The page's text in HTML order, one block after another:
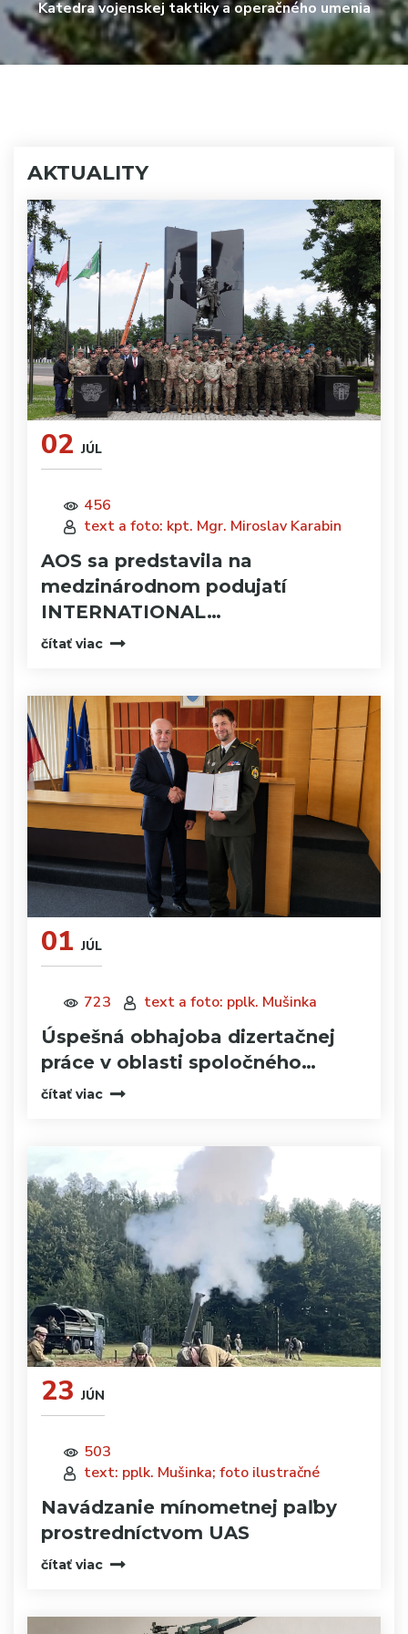
Katedra vojenskej taktiky a operačného umenia
AKTUALITY
02 JÚL
456
text a foto: kpt. Mgr. Miroslav Karabin
AOS sa predstavila na
medzinárodnom podujatí
INTERNATIONAL…
čítať viac
01 JÚL
723 text a foto: pplk. Mušinka
Úspešná obhajoba dizertačnej
práce v oblasti spoločného…
čítať viac
23 JÚN
503
text: pplk. Mušinka; foto ilustračné
Navádzanie mínometnej paľby
prostredníctvom UAS
čítať viac